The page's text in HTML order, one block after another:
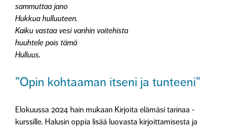
sammuttaa jano
Hukkua hulluuteen.
Kaiku vastaa vesi vanhin voitehista
huuhtele pois tämä
Hulluus.
”Opin kohtaaman itseni ja tunteeni”
Elokuussa 2024 hain mukaan Kirjoita elämäsi tarinaa -
kurssille. Halusin oppia lisää luovasta kirjoittamisesta ja